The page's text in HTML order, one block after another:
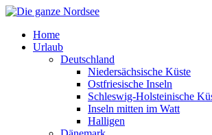
Home
Urlaub
Deutschland
Niedersächsische Küste
Ostfriesische Inseln
Schleswig-Holsteinische
Inseln mitten im Watt
Halligen